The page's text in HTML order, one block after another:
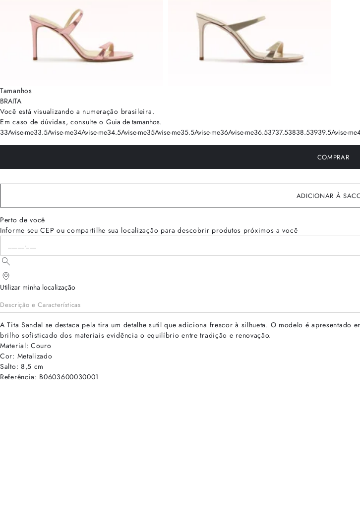
Tamanhos
BRAITA
Você está visualizando a numeração brasileira.
Em caso de dúvidas, consulte o Guia de tamanhos.
33Avise-me33.5Avise-me34Avise-me34.5Avise-me35Avise-me35.5Avise-me36Avise-me36.53737.53838.53939.5Avise-me
COMPRAR
ADICIONAR À
Perto de você
Informe seu CEP ou compartilhe sua localização para descobrir produtos próximos a você
Utilizar minha localização
Descrição e Características
A Tita Sandal se destaca pela tira um detalhe sutil que adiciona frescor à silhueta. O modelo é
brilho sofisticado dos materiais evidência o equilíbrio entre tradição e renovação.
Material: Couro
Cor: Metalizado
Salto: 8,5 cm
Referência: B0603600030001